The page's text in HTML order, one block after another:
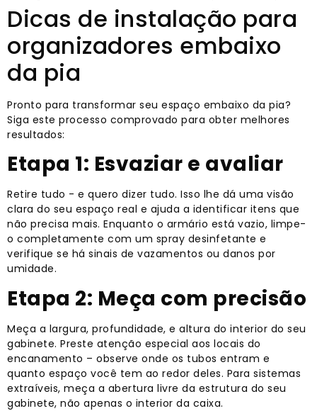
Dicas de instalação para
organizadores embaixo
da pia
Pronto para transformar seu espaço embaixo da pia?
Siga este processo comprovado para obter melhores
resultados:
Etapa 1: Esvaziar e avaliar
Retire tudo - e quero dizer tudo. Isso lhe dá uma visão
clara do seu espaço real e ajuda a identificar itens que
não precisa mais. Enquanto o armário está vazio, limpe-
o completamente com um spray desinfetante e
verifique se há sinais de vazamentos ou danos por
umidade.
Etapa 2: Meça com precisão
Meça a largura, profundidade, e altura do interior do seu
gabinete. Preste atenção especial aos locais do
encanamento – observe onde os tubos entram e
quanto espaço você tem ao redor deles. Para sistemas
extraíveis, meça a abertura livre da estrutura do seu
gabinete, não apenas o interior da caixa.